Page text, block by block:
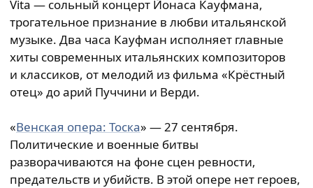
Vita — сольный концерт Йонаса Кауфмана,
трогательное признание в любви итальянской
музыке. Два часа Кауфман исполняет главные
хиты современных итальянских композиторов
и классиков, от мелодий из фильма «Крёстный
отец» до арий Пуччини и Верди.
«Венская опера: Тоска» — 27 сентября.
Политические и военные битвы
разворачиваются на фоне сцен ревности,
предательств и убийств. В этой опере нет героев,